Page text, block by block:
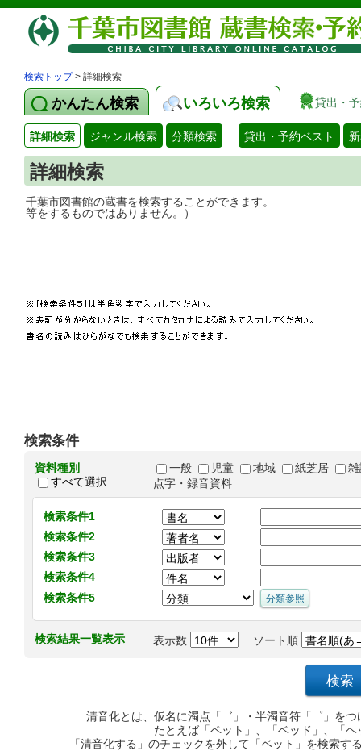
検索トップ> 詳細検索
かんたん検索 いろいろ検索 貸出・
詳細検索 ジャンル検索 分類検索 貸出・予約ベスト
詳細検索
千葉市図書館の蔵書を検索することがで
等をするものではありません。）
検索条件
資料種別
すべて選択
一般 児童 地域 紙芝居
点字・録音資料
検索条件1
検索条件2
検索条件3
検索条件4
検索条件5
検索結果一覧表示 表示数 ソート順
清音化とは、仮名に濁点「゛」・半濁音符「゜」を
たとえば「ペット」、「ベッド」、「
「清音化する」のチェックを外して「ペット」を検索